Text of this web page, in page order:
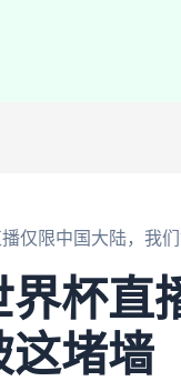
仅限中国大陆，我
杯直
这堵墙